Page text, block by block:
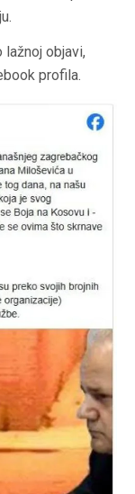
lažnoj objavi,
profila.